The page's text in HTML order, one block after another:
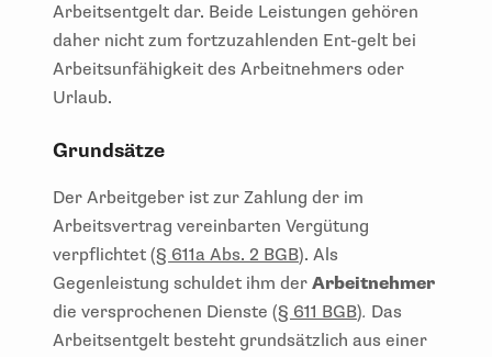
Arbeitsentgelt dar. Beide Leistungen gehören
daher nicht zum fortzuzahlenden Ent-gelt bei
Arbeitsunfähigkeit des Arbeitnehmers oder
Urlaub.
Grundsätze
Der Arbeitgeber ist zur Zahlung der im
Arbeitsvertrag vereinbarten Vergütung
verpflichtet (§ 611a Abs. 2 BGB). Als
Gegenleistung schuldet ihm der Arbeitnehmer
die versprochenen Dienste (§ 611 BGB). Das
Arbeitsentgelt besteht grundsätzlich aus einer